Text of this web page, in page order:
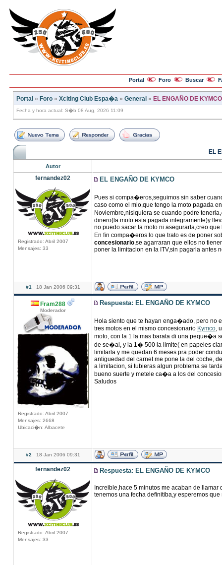
Portal Foro Buscar
Portal » Foro » Xciting Club Espa�a » General » EL ENGAÑO DE KYMCO
Fecha y hora actual: S�b 08 Aug, 2026 11:09
EL
Autor
fernandez02
Registrado: Abril 2007
Mensajes: 33
EL ENGAÑO DE KYMCO
Pues si compa�eros,seguimos sin saber
caso como el mio,que tengo la moto pagada
Noviembre,nisiquiera se cuando podre
dinero(la moto esta pagada integramente)y
no puedo sacar la moto ni asegurarla,creo
En fin compa�eros lo que trato es de poner
concesionario,se agarraran que ellos no
poner la limitacion en la ITV,sin pagarla antes
#1 18 Jan 2006 09:31
Fram288
Moderador
Registrado: Abril 2007
Mensajes: 2668
Ubicaci�n: Albacete
Respuesta: EL ENGAÑO DE KYMCO
Hola siento que te hayan enga�ado, pero no
tres motos en el mismo concesionario Kymco,
moto, con la 1 la mas barata di una peque�a
de se�al, y la 1� 500 la limite( en papeles
limitarla y me quedan 6 meses pra poder
antiguedad del carnet me pone la del coche,
a limitacion, si tubieras algun problema se
bueno suerte y metele ca�a a los del
Saludos
#2 18 Jan 2006 09:31
fernandez02
Registrado: Abril 2007
Mensajes: 33
Respuesta: EL ENGAÑO DE KYMCO
Increible,hace 5 minutos me acaban de
tenemos una fecha definitiba,y esperemos